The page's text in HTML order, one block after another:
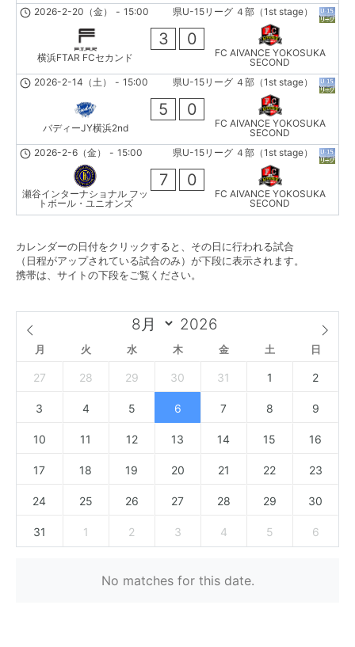
県U-15リーグ ４部（1st stage）
2026-2-20（金） - 15:00
横浜FTAR FCセカンド
3 0
FC AIVANCE YOKOSUKA
SECOND
県U-15リーグ ４部（1st stage）
2026-2-14（土） - 15:00
バディーJY横浜2nd
5 0
FC AIVANCE YOKOSUKA
SECOND
県U-15リーグ ４部（1st stage）
2026-2-6（金） - 15:00
瀬谷インターナショナル フッ
トボール・ユニオンズ
7 0
FC AIVANCE YOKOSUKA
SECOND
カレンダーの日付をクリックすると、その日に行われる試合
（日程がアップされている試合のみ）が下段に表示されます。
携帯は、サイトの下段をご覧ください。
月 火 水 木 金 土 日
27 28 29 30 31 1 2
3 4 5 6 7 8 9
10 11 12 13 14 15 16
17 18 19 20 21 22 23
24 25 26 27 28 29 30
31 1 2 3 4 5 6
No matches for this date.